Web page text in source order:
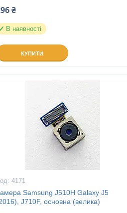
₴
В наявності
КУПИТИ
4171
Samsung J510H Galaxy J5
J710F, основна (велика)